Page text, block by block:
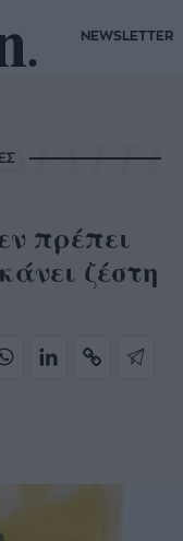
NEWSLETTER
πρέπει
ζέστη